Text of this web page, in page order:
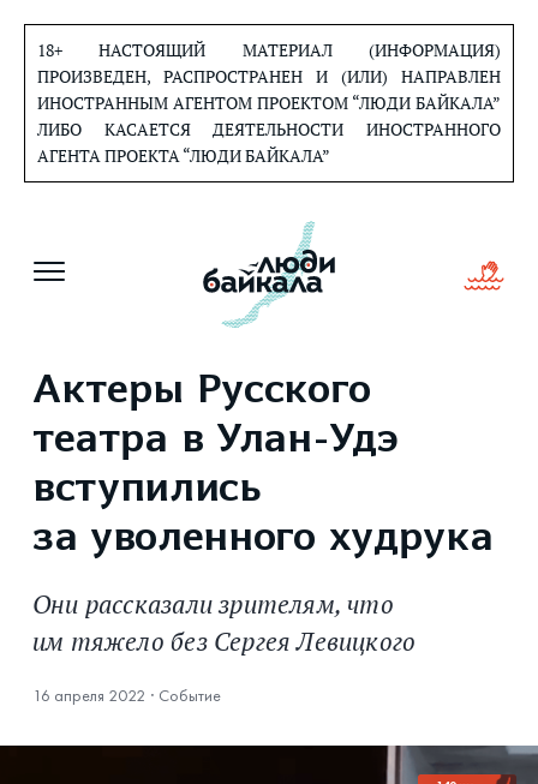
содержанию
18+ НАСТОЯЩИЙ МАТЕРИАЛ (ИНФОРМАЦИЯ)
ПРОИЗВЕДЕН, РАСПРОСТРАНЕН И (ИЛИ) НАПРАВЛЕН
ИНОСТРАННЫМ АГЕНТОМ ПРОЕКТОМ “ЛЮДИ БАЙКАЛА”
ЛИБО КАСАЕТСЯ ДЕЯТЕЛЬНОСТИ ИНОСТРАННОГО
АГЕНТА ПРОЕКТА “ЛЮДИ БАЙКАЛА”
Актеры Русского
театра в Улан-Удэ
вступились
за уволенного худрука
Они рассказали зрителям, что
им тяжело без Сергея Левицкого
16 апреля 2022 · Событие